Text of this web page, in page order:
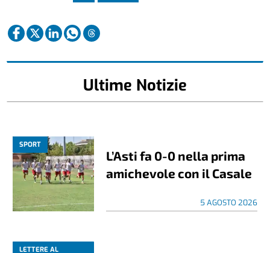
Ultime Notizie
SPORT
L’Asti fa 0-0 nella prima
amichevole con il Casale
5 AGOSTO 2026
LETTERE AL